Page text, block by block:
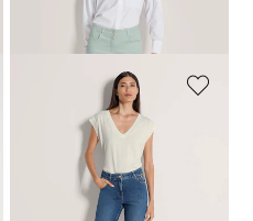
139,95 €
+2 Farben
MADELEINE
139,95 €
30-Tage-Bestpreis**: 89,95 €